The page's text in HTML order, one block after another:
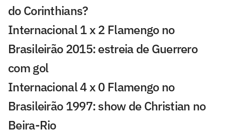
do Corinthians?
Internacional 1 x 2 Flamengo no
Brasileirão 2015: estreia de Guerrero
com gol
Internacional 4 x 0 Flamengo no
Brasileirão 1997: show de Christian no
Beira-Rio